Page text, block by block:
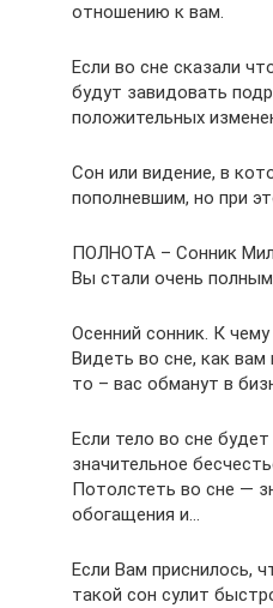
отношению к вам.
Если во сне сказали
будут завидовать
положительных
Сон или видение, в
пополневшим, но при
ПОЛНОТА – Сонник
Вы стали очень
Осенний сонник. К
Видеть во сне, как
то – вас обманут в
Если тело во сне
значительное
Потолстеть во сне —
обогащения и…
Если Вам приснилось,
такой сон сулит